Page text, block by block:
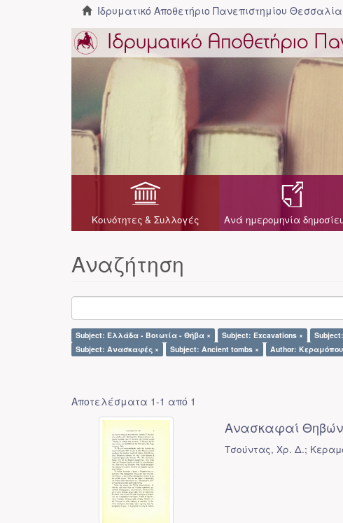
Ιδρυματικό Αποθετήριο Πανεπιστημίου
Κοινότητες & Συλλογές Ανά ημερομηνία
Αναζήτηση
Subject: Ελλάδα - Βοιωτία - Θήβα × Subject: Excavations ×
Subject: Ανασκαφές ×
Subject: Ancient tombs × Author:
Αποτελέσματα 1-1 από 1
Ανασκαφαί Θηβών
Τσούντας, Χρ. Δ.;